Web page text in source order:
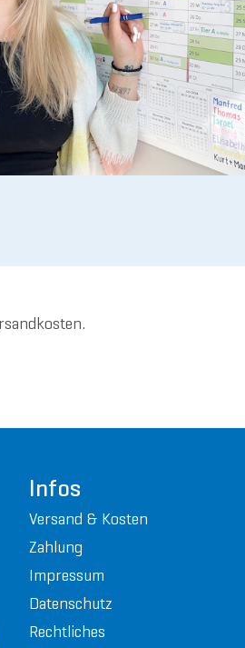
Infos
Versand & Kosten
Zahlung
Impressum
Datenschutz
Rechtliches